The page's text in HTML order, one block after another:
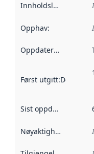
Innholdsleverandører
Opphav:
Oppdateringsfrekvens
Først utgitt:Denne
Sist oppdatert
Nøyaktighet